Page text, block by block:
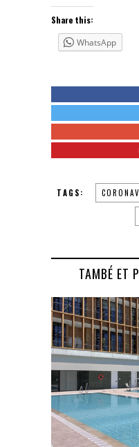
Share this:
WhatsApp
TAGS:
TAMBÉ ET